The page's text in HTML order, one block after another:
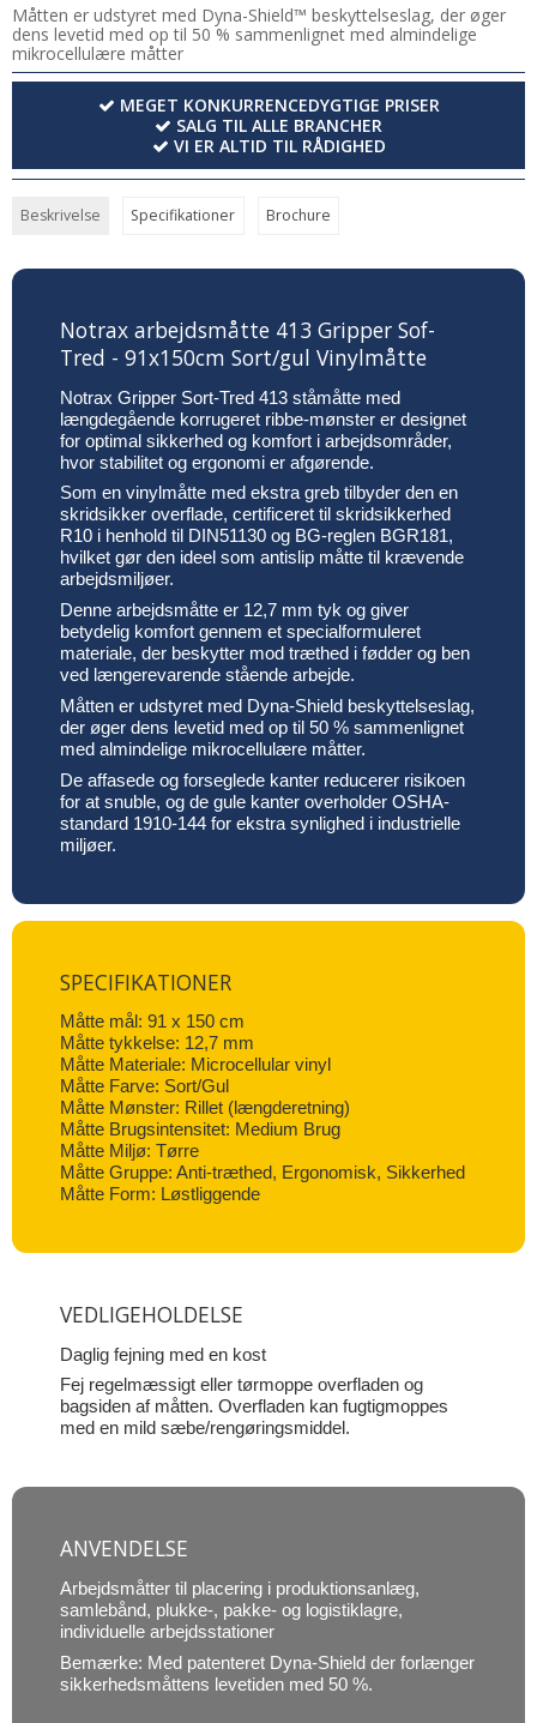
Måtten er udstyret med Dyna-Shield™ beskyttelseslag, der øger
dens levetid med op til 50 % sammenlignet med almindelige
mikrocellulære måtter
MEGET KONKURRENCEDYGTIGE PRISER
SALG TIL ALLE BRANCHER
VI ER ALTID TIL RÅDIGHED
Beskrivelse Specifikationer Brochure
Notrax arbejdsmåtte 413 Gripper Sof-
Tred - 91x150cm Sort/gul Vinylmåtte
Notrax Gripper Sort-Tred 413 ståmåtte med
længdegående korrugeret ribbe-mønster er designet
for optimal sikkerhed og komfort i arbejdsområder,
hvor stabilitet og ergonomi er afgørende.
Som en vinylmåtte med ekstra greb tilbyder den en
skridsikker overflade, certificeret til skridsikkerhed
R10 i henhold til DIN51130 og BG-reglen BGR181,
hvilket gør den ideel som antislip måtte til krævende
arbejdsmiljøer.
Denne arbejdsmåtte er 12,7 mm tyk og giver
betydelig komfort gennem et specialformuleret
materiale, der beskytter mod træthed i fødder og ben
ved længerevarende stående arbejde.
Måtten er udstyret med Dyna-Shield beskyttelseslag,
der øger dens levetid med op til 50 % sammenlignet
med almindelige mikrocellulære måtter.
De affasede og forseglede kanter reducerer risikoen
for at snuble, og de gule kanter overholder OSHA-
standard 1910-144 for ekstra synlighed i industrielle
miljøer.
SPECIFIKATIONER
Måtte mål: 91 x 150 cm
Måtte tykkelse: 12,7 mm
Måtte Materiale: Microcellular vinyl
Måtte Farve: Sort/Gul
Måtte Mønster: Rillet (længderetning)
Måtte Brugsintensitet: Medium Brug
Måtte Miljø: Tørre
Måtte Gruppe: Anti-træthed, Ergonomisk, Sikkerhed
Måtte Form: Løstliggende
VEDLIGEHOLDELSE
Daglig fejning med en kost
Fej regelmæssigt eller tørmoppe overfladen og
bagsiden af måtten. Overfladen kan fugtigmoppes
med en mild sæbe/rengøringsmiddel.
ANVENDELSE
Arbejdsmåtter til placering i produktionsanlæg,
samlebånd, plukke-, pakke- og logistiklagre,
individuelle arbejdsstationer
Bemærke: Med patenteret Dyna-Shield der forlænger
sikkerhedsmåttens levetiden med 50 %.